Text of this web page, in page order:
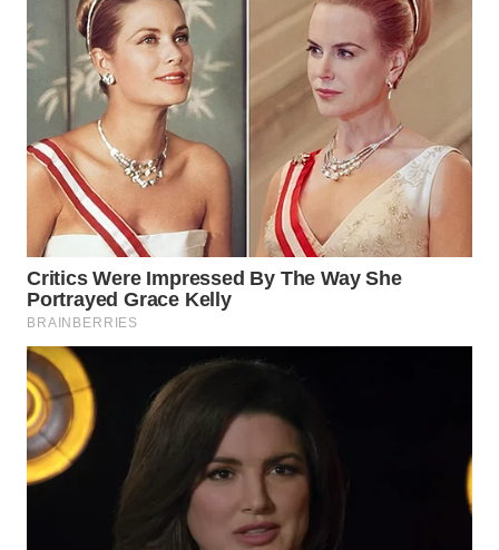
KALSEL
WN
KALTIM
WN
SULSEL
WN
GORONTALO
WN
WN
MALUKU
WN